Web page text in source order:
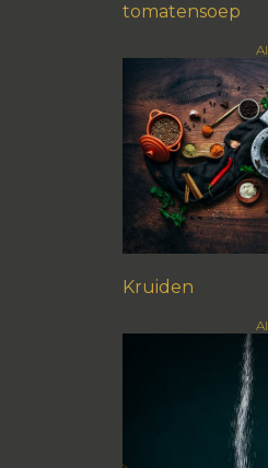
tomatensoep
Kruiden